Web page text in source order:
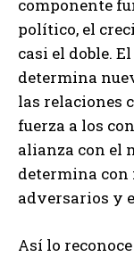
componente
político, el
casi el doble.
determina
las relaciones
fuerza a los
alianza con el
determina con
adversarios y
Así lo